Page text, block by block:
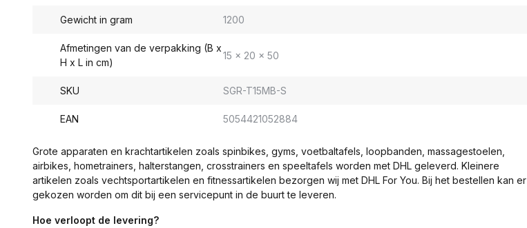
Gewicht in gram 1200
Afmetingen van de verpakking (B x
H x L in cm)
15 x 20 x 50
SKU SGR-T15MB-S
EAN 5054421052884
Grote apparaten en krachtartikelen zoals spinbikes, gyms, voetbaltafels, loopbanden, massagestoelen,
airbikes, hometrainers, halterstangen, crosstrainers en speeltafels worden met DHL geleverd. Kleinere
artikelen zoals vechtsportartikelen en fitnessartikelen bezorgen wij met DHL For You. Bij het bestellen kan er
gekozen worden om dit bij een servicepunt in de buurt te leveren.
Hoe verloopt de levering?